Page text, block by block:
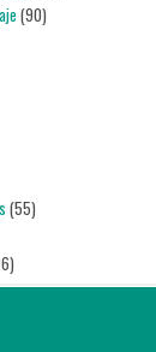
(90)
(55)